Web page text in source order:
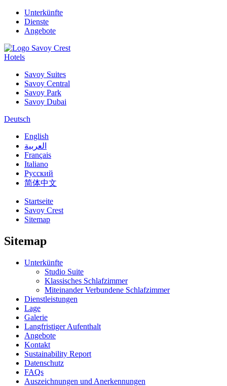
Unterkünfte
Dienste
Angebote
Hotels
Savoy Suites
Savoy Central
Savoy Park
Savoy Dubai
Deutsch
English
العربية
Français
Italiano
Русский
简体中文
Startseite
Savoy Crest
Sitemap
Sitemap
Unterkünfte
Studio Suite
Klassisches Schlafzimmer
Miteinander Verbundene Schlafzimmer
Dienstleistungen
Lage
Galerie
Langfristiger Aufenthalt
Angebote
Kontakt
Sustainability Report
Datenschutz
FAQs
Auszeichnungen und Anerkennungen